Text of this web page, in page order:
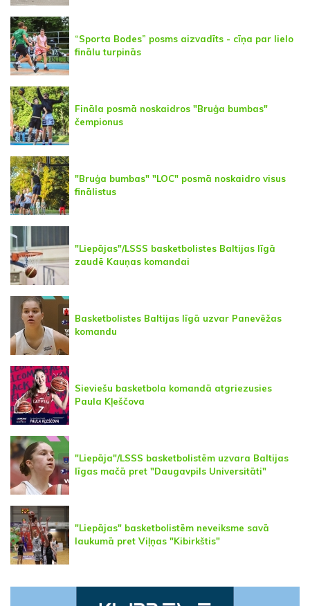
“Sporta Bodes” posms aizvadīts - cīņa par lielo
finālu turpinās
Fināla posmā noskaidros "Bruģa bumbas"
čempionus
"Bruģa bumbas" "LOC" posmā noskaidro visus
finālistus
"Liepājas"/LSSS basketbolistes Baltijas līgā
zaudē Kauņas komandai
Basketbolistes Baltijas līgā uzvar Panevēžas
komandu
Sieviešu basketbola komandā atgriezusies
Paula Kļeščova
"Liepāja"/LSSS basketbolistēm uzvara Baltijas
līgas mačā pret "Daugavpils Universitāti"
"Liepājas" basketbolistēm neveiksme savā
laukumā pret Viļņas "Kibirkštis"